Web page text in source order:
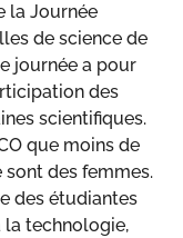
la Journée
de science de
journée a pour
des
scientifiques.
que moins de
sont des femmes.
des étudiantes
la technologie,